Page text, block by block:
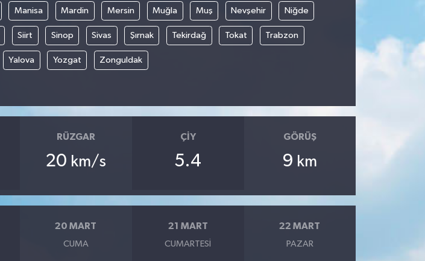
Manisa Mardin Mersin Muğla Muş Nevşehir Niğde
Siirt Sinop Sivas Şırnak Tekirdağ Tokat Trabzon
Yalova Yozgat Zonguldak
RÜZGAR
20 km/s
ÇIY
5.4
GÖRÜŞ
9 km
20 MART
CUMA
21 MART
CUMARTESI
22 MART
PAZAR